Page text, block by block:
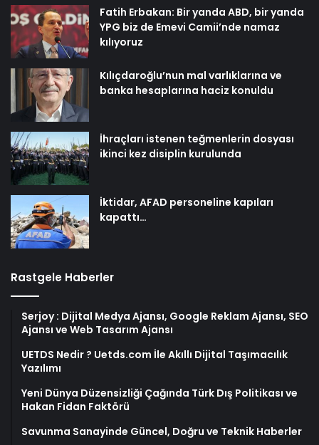
Fatih Erbakan: Bir yanda ABD, bir yanda
YPG biz de Emevi Camii’nde namaz
kılıyoruz
Kılıçdaroğlu’nun mal varlıklarına ve
banka hesaplarına haciz konuldu
İhraçları istenen teğmenlerin dosyası
ikinci kez disiplin kurulunda
İktidar, AFAD personeline kapıları
kapattı…
Rastgele Haberler
Serjoy : Dijital Medya Ajansı, Google Reklam Ajansı, SEO
Ajansı ve Web Tasarım Ajansı
UETDS Nedir ? Uetds.com İle Akıllı Dijital Taşımacılık
Yazılımı
Yeni Dünya Düzensizliği Çağında Türk Dış Politikası ve
Hakan Fidan Faktörü
Savunma Sanayinde Güncel, Doğru ve Teknik Haberler